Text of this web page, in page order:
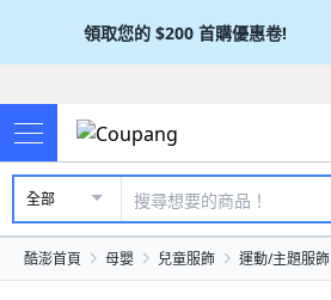
領取您的 $200 首購優惠卷!
全部
酷澎首頁 母嬰 兒童服飾 運動/主題服飾